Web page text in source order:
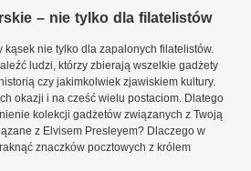
– nie tylko dla filatelistów
kąsek nie tylko dla zapalonych filatelistów.
ludzi, którzy zbierają wszelkie gadżety
czy jakimkolwiek zjawiskiem kultury.
okazji i na cześć wielu postaciom. Dlatego
kolekcji gadżetów związanych z Twoją
z Elvisem Presleyem? Dlaczego w
znaczków pocztowych z królem